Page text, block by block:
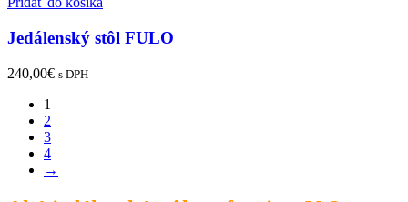
Jedálenský stôl FULO
240,00€ s DPH
1
2
3
4
→